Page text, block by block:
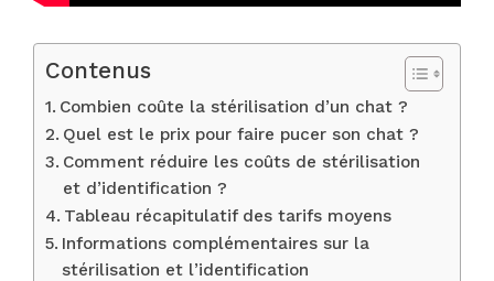
Contenus
Combien coûte la stérilisation d’un chat ?
Quel est le prix pour faire pucer son chat ?
Comment réduire les coûts de stérilisation
et d’identification ?
Tableau récapitulatif des tarifs moyens
Informations complémentaires sur la
stérilisation et l’identification